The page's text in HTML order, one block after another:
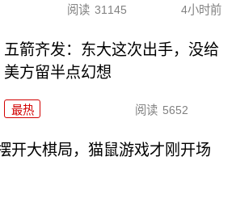
阅读 31145 4小时前
五箭齐发：东大这次出手，没给
美方留半点幻想
最热 阅读 5652
开大棋局，猫鼠游戏才刚开场